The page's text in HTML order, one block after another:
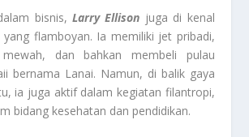
bisnis, Larry Ellison juga di kenal
yang flamboyan. Ia memiliki jet pribadi,
dan bahkan membeli pulau
bernama Lanai. Namun, di balik gaya
ia juga aktif dalam kegiatan filantropi,
bidang kesehatan dan pendidikan.